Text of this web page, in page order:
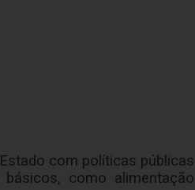
com políticas públicas
como alimentação